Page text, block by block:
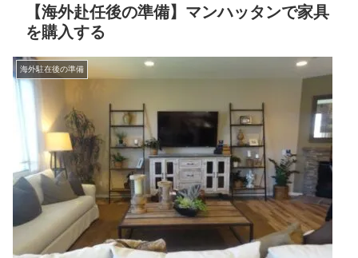
【海外赴任後の準備】マンハッタンで家具
を購入する
海外駐在後の準備